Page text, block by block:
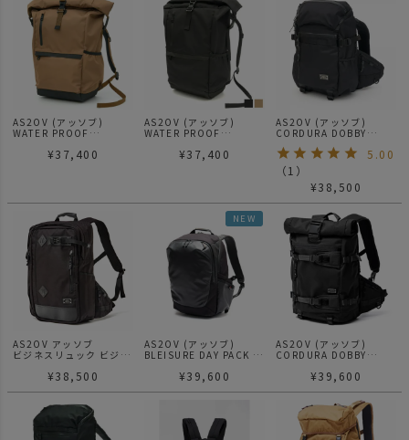
AS2OV (アッソブ)
WATER PROOF
BAG / バックパック
¥37,400
AS2OV (アッソブ)
WATER PROOF
BAG / バックパック
¥37,400
AS2OV (アッソブ)
CORDURA DOBBY
305D ROUND ZIP
BACK PACK BLACK Sサ
イズ / バックパック
5.00
（1 ）
¥38,500
AS2OV アッソブ
ビジネスリュック ビジネ
バッグ EXCLUSIVE
061300
¥38,500
NEW
AS2OV (アッソブ)
BLEISURE DAY PACK /
¥39,600
AS2OV (アッソブ)
CORDURA DOBBY
BLACK / バックパック
¥39,600